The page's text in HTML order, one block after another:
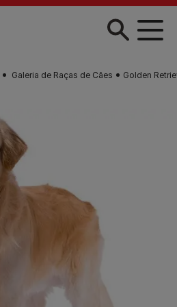
Galeria de Raças de Cães Golden